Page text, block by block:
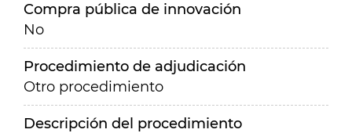
Compra pública de innovación
No
Procedimiento de adjudicación
Otro procedimiento
Descripción del procedimiento